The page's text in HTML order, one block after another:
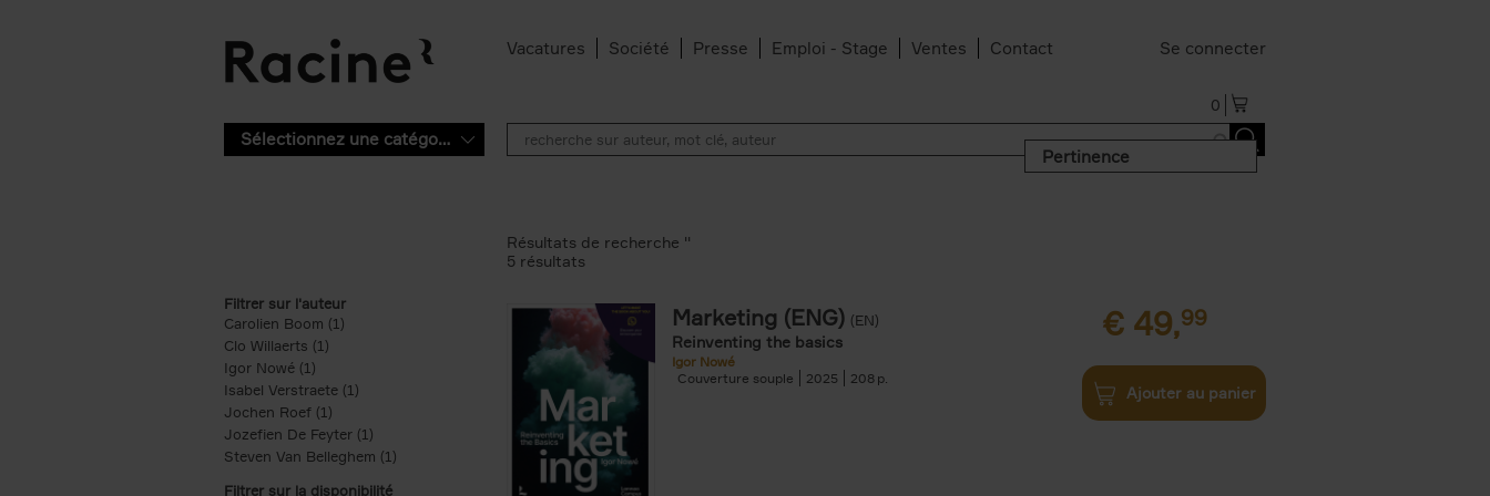
Vacatures Société Presse Emploi - Stage Ventes Contact Se connecter
0
Sélectionnez une catégorie
Pertinence
Filtrer sur l'auteur
Carolien Boom (1)
Clo Willaerts (1)
Igor Nowé (1)
Isabel Verstraete (1) Apply Isabel Verstraete filter
Jochen Roef (1)
Jozefien De Feyter (1) Apply Jozefien De Feyter filter
Steven Van Belleghem (1) Apply Steven Van Belleghem filter
Filtrer sur la disponibilité
Résultats de recherche ''
5 résultats
Marketing (ENG) (EN)
Reinventing the basics
Igor Nowé
Couverture souple
2025 208
€ 49,99
Ajouter au panier